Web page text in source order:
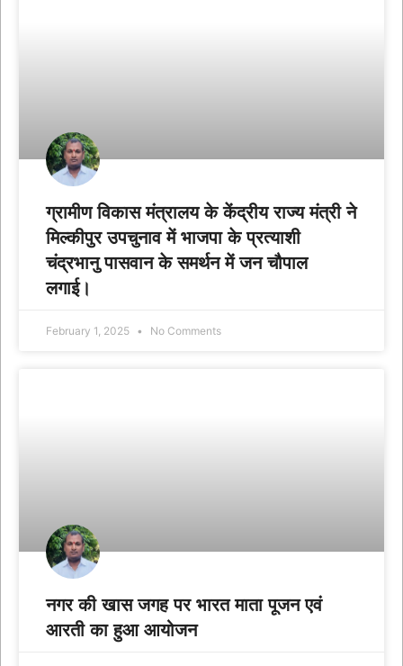
ग्रामीण विकास मंत्रालय के केंद्रीय राज्य मंत्री ने
मिल्कीपुर उपचुनाव में भाजपा के प्रत्याशी
चंद्रभानु पासवान के समर्थन में जन चौपाल
लगाई।
February 1, 2025 No Comments
नगर की खास जगह पर भारत माता पूजन एवं
आरती का हुआ आयोजन